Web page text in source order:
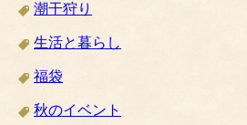
潮干狩り
生活と暮らし
福袋
秋のイベント